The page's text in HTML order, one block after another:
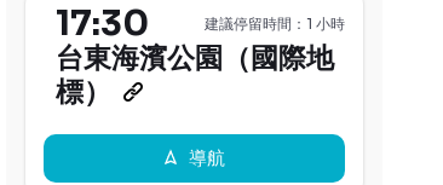
17:30
台東海濱公園（國際地
標）
建議停留時間：1 小時
導航